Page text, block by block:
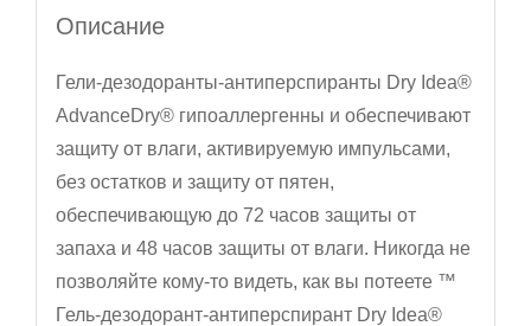
Описание
Гели-дезодоранты-антиперспиранты Dry Idea®
AdvanceDry® гипоаллергенны и обеспечивают
защиту от влаги, активируемую импульсами,
без остатков и защиту от пятен,
обеспечивающую до 72 часов защиты от
запаха и 48 часов защиты от влаги. Никогда не
позволяйте кому-то видеть, как вы потеете ™
Гель-дезодорант-антиперспирант Dry Idea®